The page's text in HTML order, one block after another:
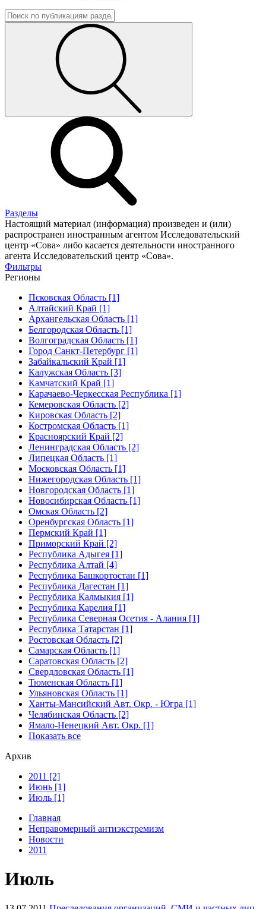
Разделы
Настоящий материал (информация) произведен и (или)
распространен иностранным агентом Исследовательский
центр «Сова» либо касается деятельности иностранного
агента Исследовательский центр «Сова».
Фильтры
Регионы
Псковская Область [1]
Алтайский Край [1]
Архангельская Область [1]
Белгородская Область [1]
Волгоградская Область [1]
Город Санкт-Петербург [1]
Забайкальский Край [1]
Калужская Область [3]
Камчатский Край [1]
Карачаево-Черкесская Республика [1]
Кемеровская Область [2]
Кировская Область [2]
Костромская Область [1]
Красноярский Край [2]
Ленинградская Область [2]
Липецкая Область [1]
Московская Область [1]
Нижегородская Область [1]
Новгородская Область [1]
Новосибирская Область [1]
Омская Область [2]
Оренбургская Область [1]
Пермский Край [1]
Приморский Край [2]
Республика Адыгея [1]
Республика Алтай [4]
Республика Башкортостан [1]
Республика Дагестан [1]
Республика Калмыкия [1]
Республика Карелия [1]
Республика Северная Осетия - Алания [1]
Республика Татарстан [1]
Ростовская Область [2]
Самарская Область [1]
Саратовская Область [2]
Свердловская Область [1]
Тюменская Область [1]
Ульяновская Область [1]
Ханты-Мансийский Авт. Окр. - Югра [1]
Челябинская Область [2]
Ямало-Ненецкий Авт. Окр. [1]
Показать все
Архив
2011 [2]
Июнь [1]
Июль [1]
Главная
Неправомерный антиэкстремизм
Новости
2011
Июль